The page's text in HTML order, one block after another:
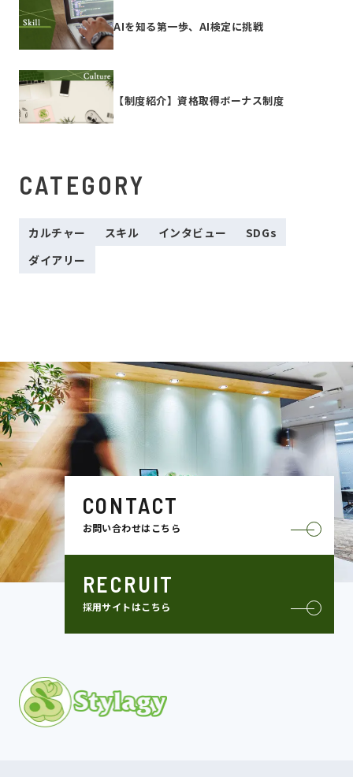
AIを知る第一歩、AI検定に挑戦
【制度紹介】資格取得ボーナス制度
CATEGORY
カルチャー スキル インタビュー
SDGs
ダイアリー
CONTACT
お問い合わせはこちら
RECRUIT
採用サイトはこちら